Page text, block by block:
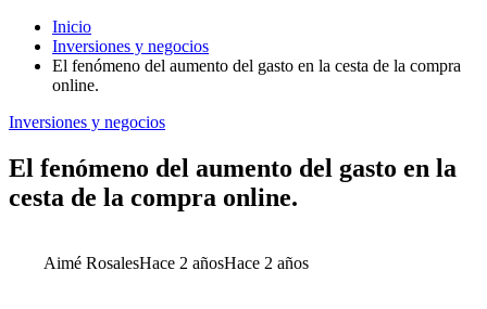
Inicio
Inversiones y negocios
El fenómeno del aumento del gasto en la cesta de la compra
online.
Inversiones y negocios
El fenómeno del aumento del gasto en la
cesta de la compra online.
Aimé RosalesHace 2 añosHace 2 años